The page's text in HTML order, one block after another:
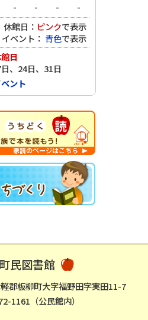
- - -
-
休館日： ピンクで表示
イベント： 青色で表示
日
、24日、31日
ント
民図書館
郡板柳町大字福野田字実田11-7
1161（公民館内）